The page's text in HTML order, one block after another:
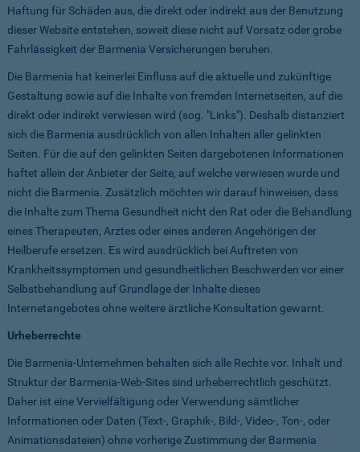
Haftung für Schäden aus, die direkt oder indirekt aus der Benutzung
dieser Website entstehen, soweit diese nicht auf Vorsatz oder grobe
Fahrlässigkeit der Barmenia Versicherungen beruhen.
Die Barmenia hat keinerlei Einfluss auf die aktuelle und zukünftige
Gestaltung sowie auf die Inhalte von fremden Internetseiten, auf die
direkt oder indirekt verwiesen wird (sog. "Links"). Deshalb distanziert
sich die Barmenia ausdrücklich von allen Inhalten aller gelinkten
Seiten. Für die auf den gelinkten Seiten dargebotenen Informationen
haftet allein der Anbieter der Seite, auf welche verwiesen wurde und
nicht die Barmenia. Zusätzlich möchten wir darauf hinweisen, dass
die Inhalte zum Thema Gesundheit nicht den Rat oder die Behandlung
eines Therapeuten, Arztes oder eines anderen Angehörigen der
Heilberufe ersetzen. Es wird ausdrücklich bei Auftreten von
Krankheitssymptomen und gesundheitlichen Beschwerden vor einer
Selbstbehandlung auf Grundlage der Inhalte dieses
Internetangebotes ohne weitere ärztliche Konsultation gewarnt.
Urheberrechte
Die Barmenia-Unternehmen behalten sich alle Rechte vor. Inhalt und
Struktur der Barmenia-Web-Sites sind urheberrechtlich geschützt.
Daher ist eine Vervielfältigung oder Verwendung sämtlicher
Informationen oder Daten (Text-, Graphik-, Bild-, Video-, Ton-, oder
Animationsdateien) ohne vorherige Zustimmung der Barmenia